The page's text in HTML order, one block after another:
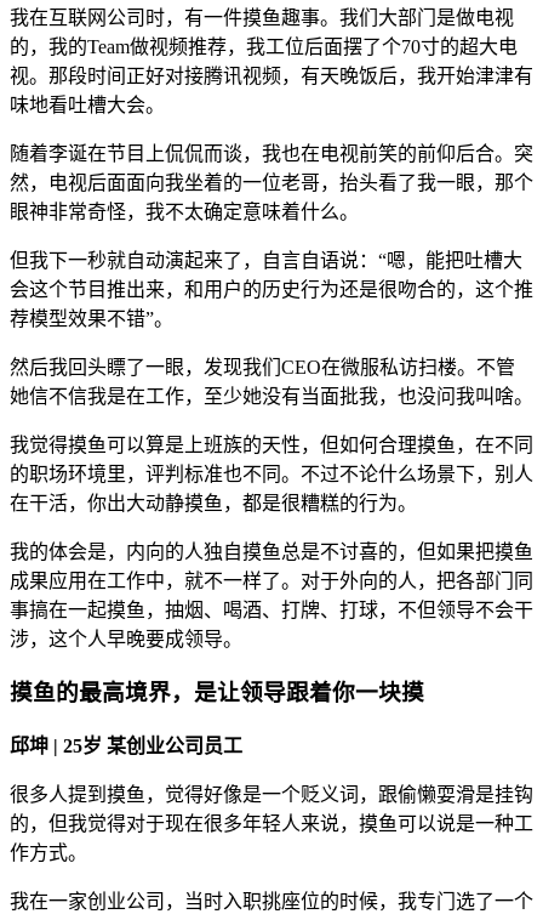
我在互联网公司时，有一件摸鱼趣事。我们大部门是做电视
的，我的Team做视频推荐，我工位后面摆了个70寸的超大电
视。那段时间正好对接腾讯视频，有天晚饭后，我开始津津有
味地看吐槽大会。
随着李诞在节目上侃侃而谈，我也在电视前笑的前仰后合。突
然，电视后面面向我坐着的一位老哥，抬头看了我一眼，那个
眼神非常奇怪，我不太确定意味着什么。
但我下一秒就自动演起来了，自言自语说：“嗯，能把吐槽大
会这个节目推出来，和用户的历史行为还是很吻合的，这个推
荐模型效果不错”。
然后我回头瞟了一眼，发现我们CEO在微服私访扫楼。不管
她信不信我是在工作，至少她没有当面批我，也没问我叫啥。
我觉得摸鱼可以算是上班族的天性，但如何合理摸鱼，在不同
的职场环境里，评判标准也不同。不过不论什么场景下，别人
在干活，你出大动静摸鱼，都是很糟糕的行为。
我的体会是，内向的人独自摸鱼总是不讨喜的，但如果把摸鱼
成果应用在工作中，就不一样了。对于外向的人，把各部门同
事搞在一起摸鱼，抽烟、喝酒、打牌、打球，不但领导不会干
涉，这个人早晚要成领导。
摸鱼的最高境界，是让领导跟着你一块摸
邱坤 | 25岁 某创业公司员工
很多人提到摸鱼，觉得好像是一个贬义词，跟偷懒耍滑是挂钩
的，但我觉得对于现在很多年轻人来说，摸鱼可以说是一种工
作方式。
我在一家创业公司，当时入职挑座位的时候，我专门选了一个